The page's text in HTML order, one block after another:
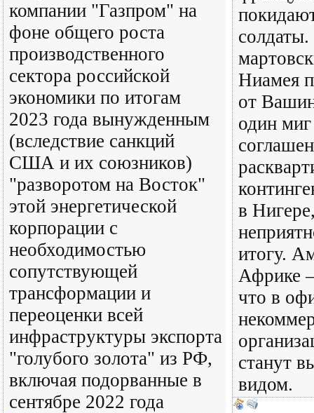
компании "Газпром" на
фоне общего роста
производственного
сектора российской
экономики по итогам
2023 года вынужденным
(вследствие санкций
США и их союзников)
"разворотом на Восток"
этой энергетической
корпорации с
необходимостью
сопутствующей
трансформации и
переоценки всей
инфраструктуры экспорта
"голубого золота" из РФ,
включая подорванные в
сентябре 2022 года
солдаты.
Ниамея
от
один
в
итогу.
Африке
что в
станут
видом.